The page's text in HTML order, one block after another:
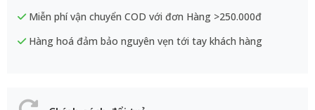
Miễn phí vận chuyển COD với đơn Hàng >250.000đ
Hàng hoá đảm bảo nguyên vẹn tới tay khách hàng